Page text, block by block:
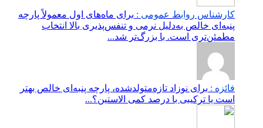
کارشناس روابط عمومی : برای ماه‌های اول معمولاً پارچه
پنبه‌ای خالص به‌دلیل نرمی و تنفس‌پذیری بالا انتخاب
مطمئن‌تری است. با بزرگ‌تر شد...
فائزه : برای نوزاد تازه‌متولدشده، پارچه پنبه‌ای خالص بهتر
است یا ترکیبی با درصد کمی الاستین؟...